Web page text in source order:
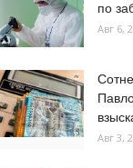
по
Авг 6,
Авг 3,